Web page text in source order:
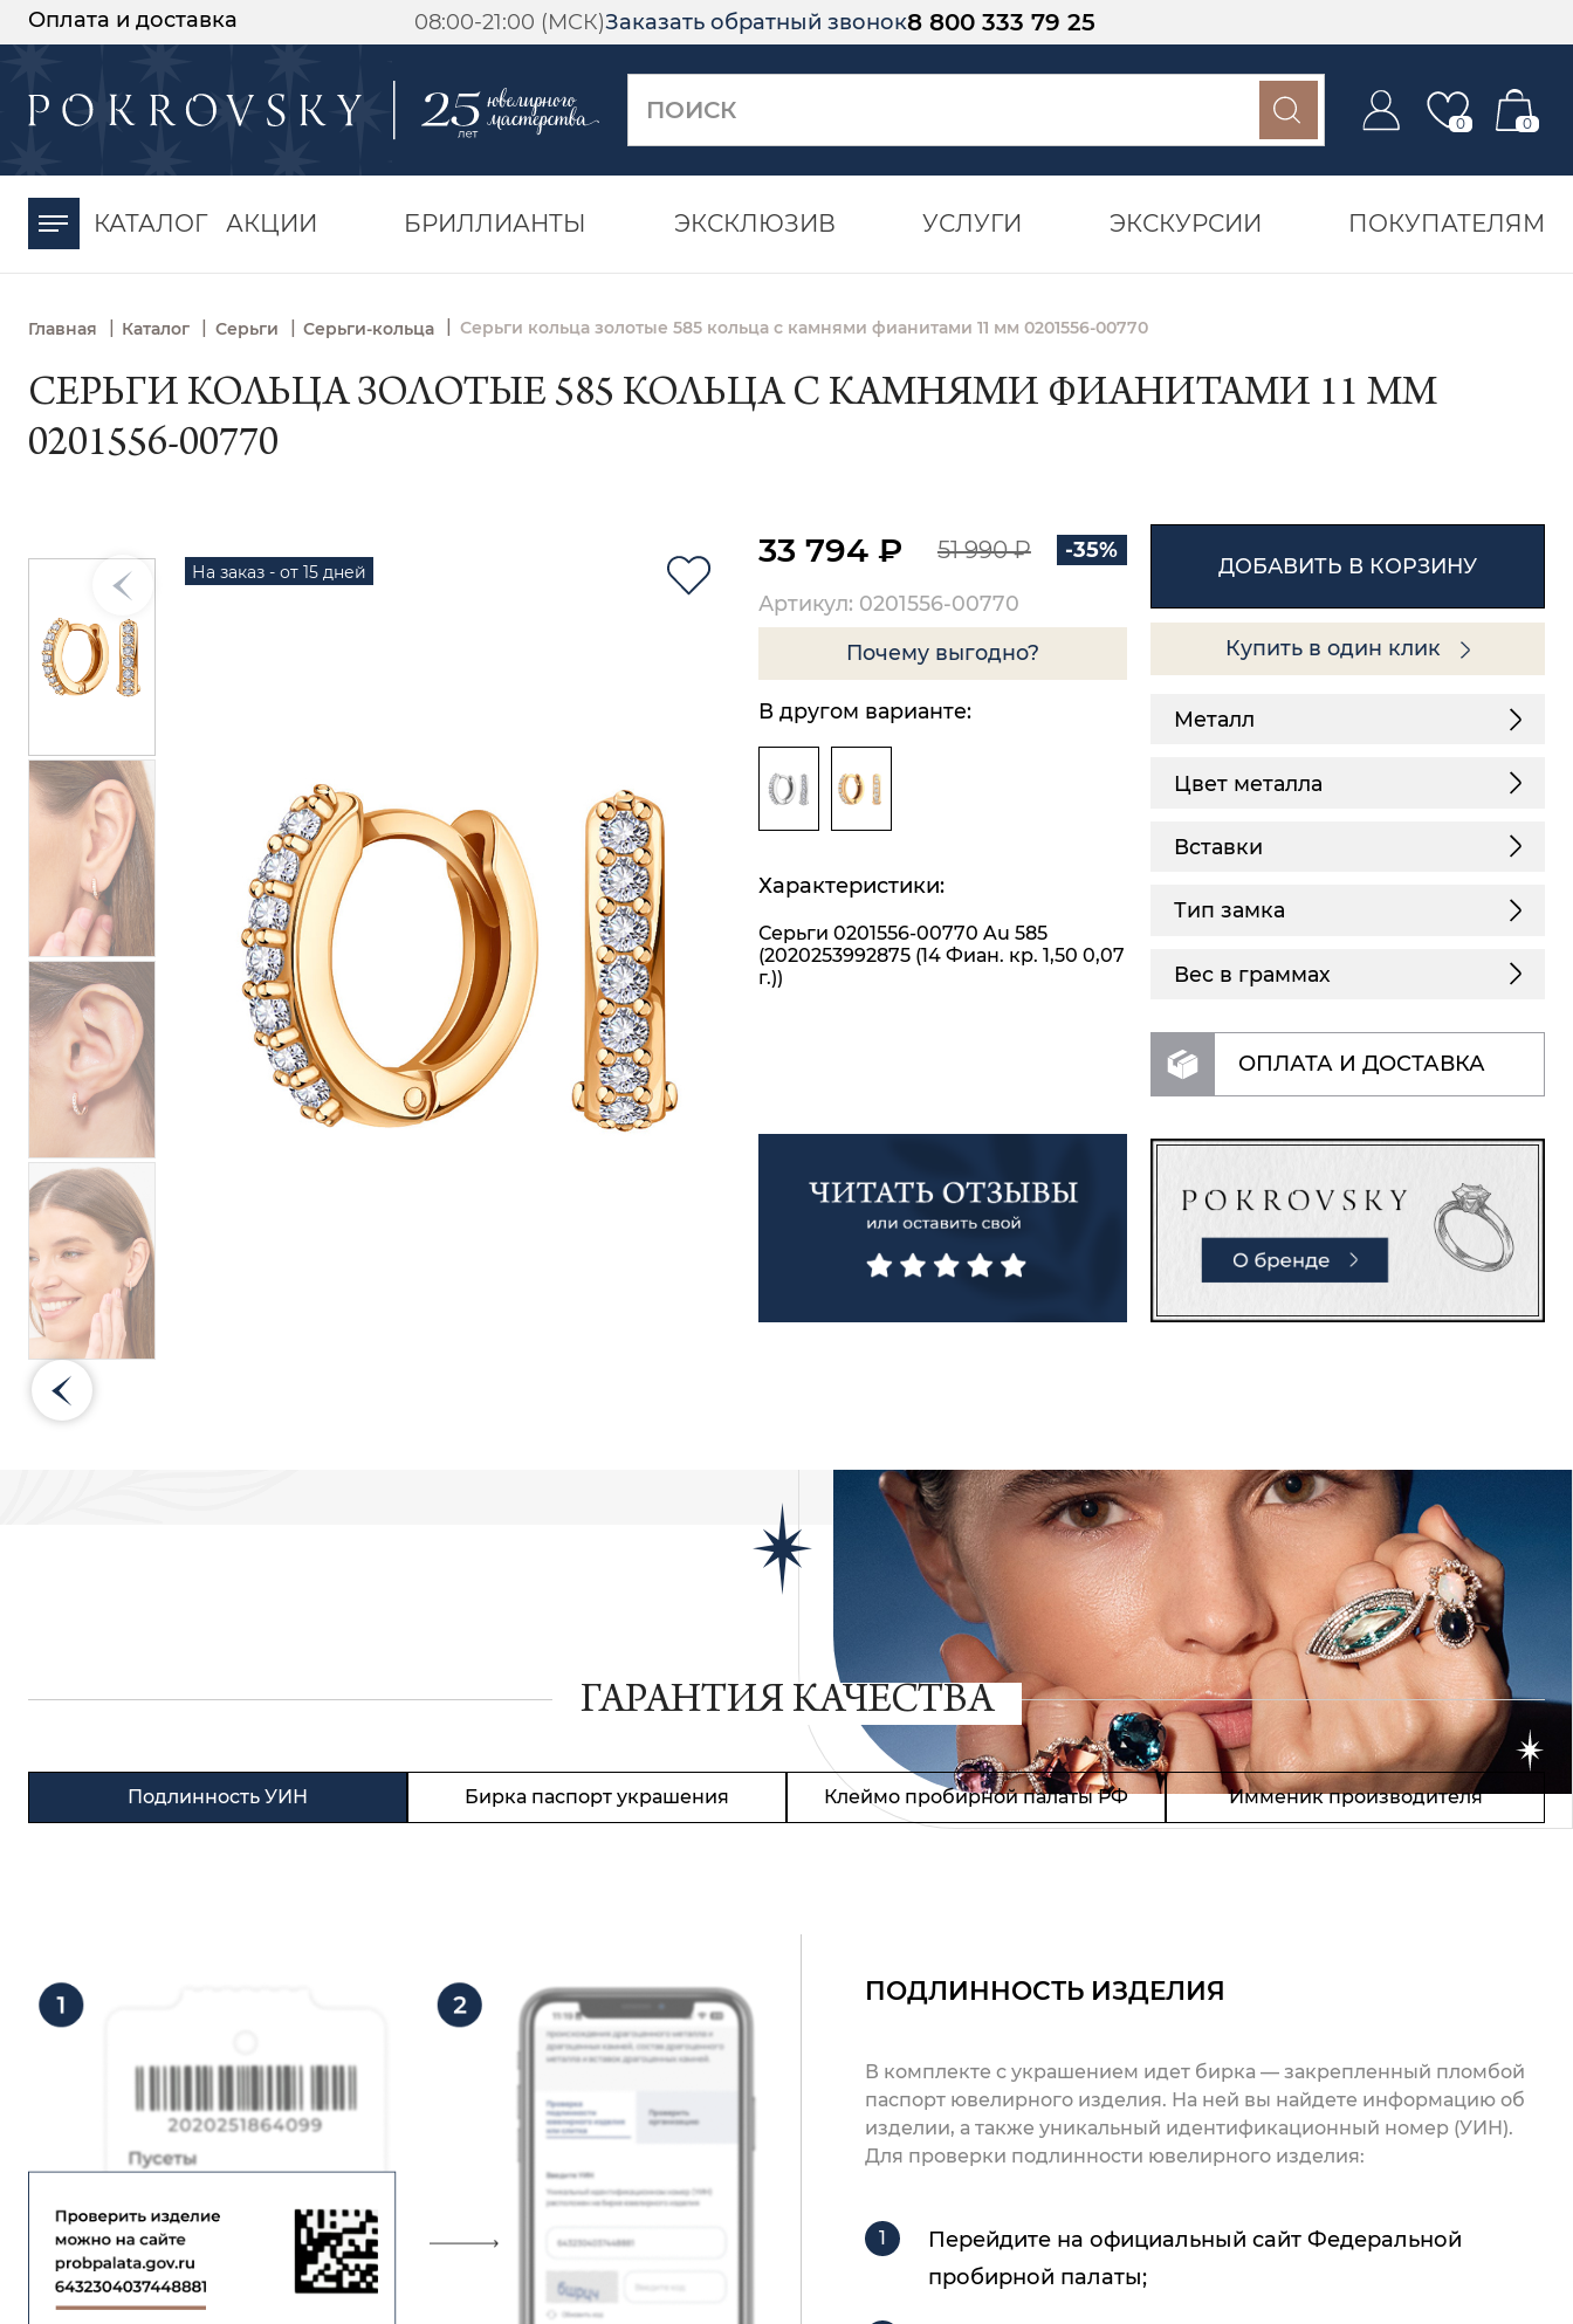
Оплата и доставка 08:00-21:00 (МСК)Заказать обратный звонок8 800 333 79 25
0 0
КАТАЛОГ АКЦИИ БРИЛЛИАНТЫ ЭКСКЛЮЗИВ УСЛУГИ ЭКСКУРСИИ ПОКУПАТЕЛЯМ
Главная | Каталог | Серьги | Серьги-кольца Серьги кольца золотые 585 кольца с камнями фианитами 11 мм 0201556-00770
СЕРЬГИ КОЛЬЦА ЗОЛОТЫЕ 585 КОЛЬЦА С КАМНЯМИ ФИАНИТАМИ 11 ММ
0201556-00770
На заказ - от 15 дней
33 794 ₽ 51 990 ₽ -35%
Артикул: 0201556-00770
Почему выгодно?
В другом варианте:
Характеристики:
Серьги 0201556-00770 Au 585
(2020253992875 (14 Фиан. кр. 1,50 0,07
г.))
ДОБАВИТЬ В КОРЗИНУ
Купить в один клик
Металл
Цвет металла
Вставки
Тип замка
Вес в граммах
ОПЛАТА И ДОСТАВКА
ГАРАНТИЯ КАЧЕСТВА
Подлинность УИН Бирка паспорт украшения Клеймо пробирной палаты РФ Имменик производителя
ПОДЛИННОСТЬ ИЗДЕЛИЯ
В комплекте с украшением идет бирка — закрепленный пломбой
паспорт ювелирного изделия. На ней вы найдете информацию об
изделии, а также уникальный идентификационный номер (УИН).
Для проверки подлинности ювелирного изделия:
Перейдите на официальный сайт Федеральной
пробирной палаты;
-30%
момента оплаты